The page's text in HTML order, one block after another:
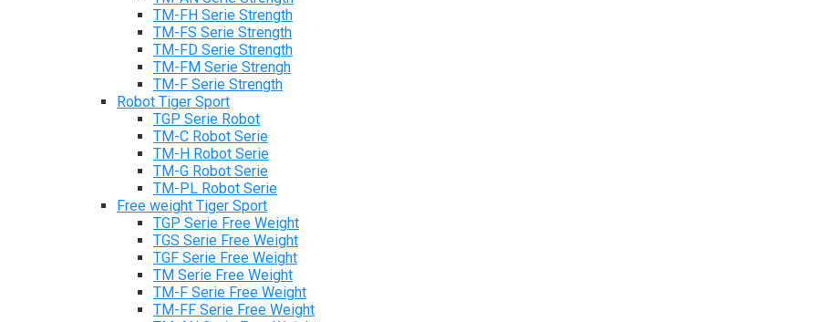
TM-FH Serie Strength
TM-FS Serie Strength
TM-FD Serie Strength
TM-FM Serie Strengh
TM-F Serie Strength
Robot Tiger Sport
TGP Serie Robot
TM-C Robot Serie
TM-H Robot Serie
TM-G Robot Serie
TM-PL Robot Serie
Free weight Tiger Sport
TGP Serie Free Weight
TGS Serie Free Weight
TGF Serie Free Weight
TM Serie Free Weight
TM-F Serie Free Weight
TM-FF Serie Free Weight